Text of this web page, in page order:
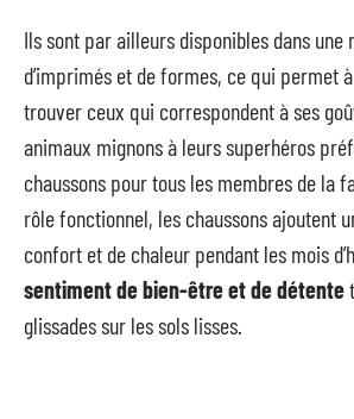
Ils sont par ailleurs disponibles dans une
d’imprimés et de formes, ce qui permet
trouver ceux qui correspondent à ses
animaux mignons à leurs superhéros
chaussons pour tous les membres de la
rôle fonctionnel, les chaussons ajoutent
confort et de chaleur pendant les mois
sentiment de bien-être et de détente
glissades sur les sols lisses.